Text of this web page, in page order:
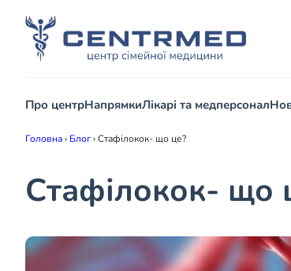
Про центрНапрямкиЛікарі та медперсонал
Головна› Блог›Стафілокок- що це?
Стафілокок- що